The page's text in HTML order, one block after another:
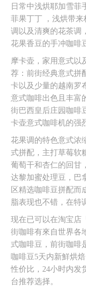
日常中浅烘耶加雪菲
菲果丁丁 ，浅烘带
调以及清爽的花茶调
花果香豆的手冲咖啡
摩卡壶，家用意式以
荐：前街经典意式拼
卡以及少量的越南罗
意式咖啡出色且丰富
街巴西皇后庄园咖啡
卡壶意式咖啡机的强
花果调的特色意式浓
式拼配，主打草莓软
葡萄干和杏仁的回甘
达黎加蜜处理豆，巴
区精选咖啡豆拼配而
脂表现也不错，在特
现在已可以在淘宝店
街咖啡有來自世界各
式咖啡豆，前街咖啡
咖啡豆5天内新鮮烘
性价比，24小时内发
台推荐选择。